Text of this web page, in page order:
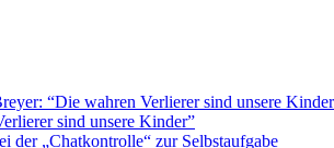
“Die wahren Verlierer sind unsere
sind unsere Kinder”
der „Chatkontrolle“ zur Selbstaufgabe